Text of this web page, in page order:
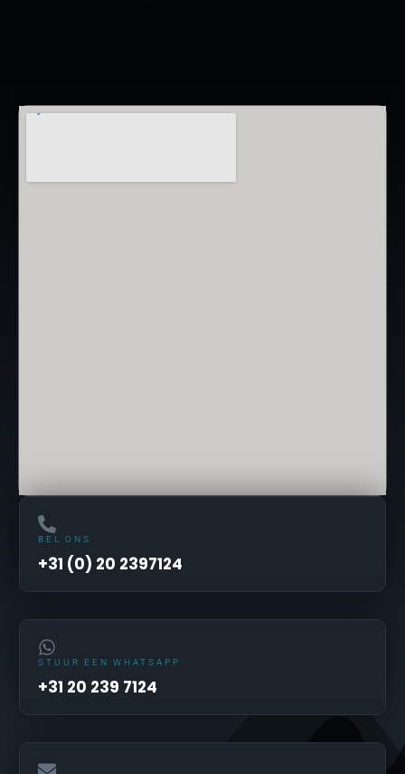
BEL ONS
+31 (0) 20 2397124
STUUR EEN WHATSAPP
+31 20 239 7124